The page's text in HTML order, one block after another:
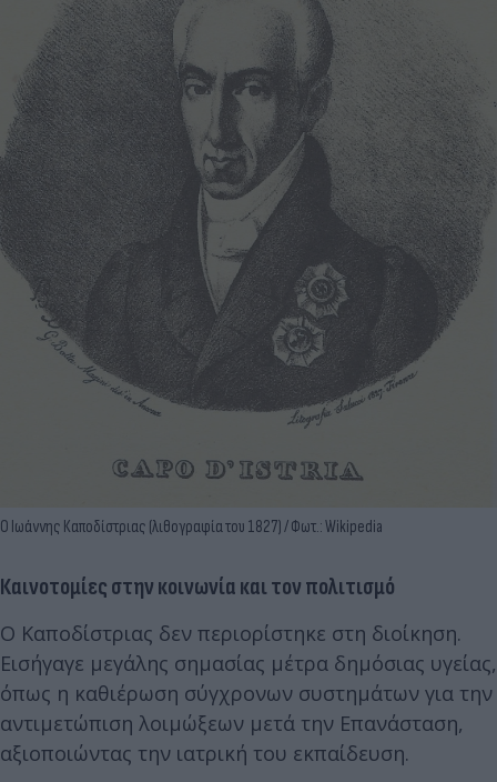
Ο Ιωάννης Καποδίστριας (λιθογραφία του 1827) / Φωτ.: Wikipedia
Καινοτομίες στην κοινωνία και τον πολιτισμό
Ο Καποδίστριας δεν περιορίστηκε στη διοίκηση.
Εισήγαγε μεγάλης σημασίας μέτρα δημόσιας υγείας,
όπως η καθιέρωση σύγχρονων συστημάτων για την
αντιμετώπιση λοιμώξεων μετά την Επανάσταση,
αξιοποιώντας την ιατρική του εκπαίδευση.